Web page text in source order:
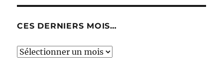
CES DERNIERS MOIS…
Ces